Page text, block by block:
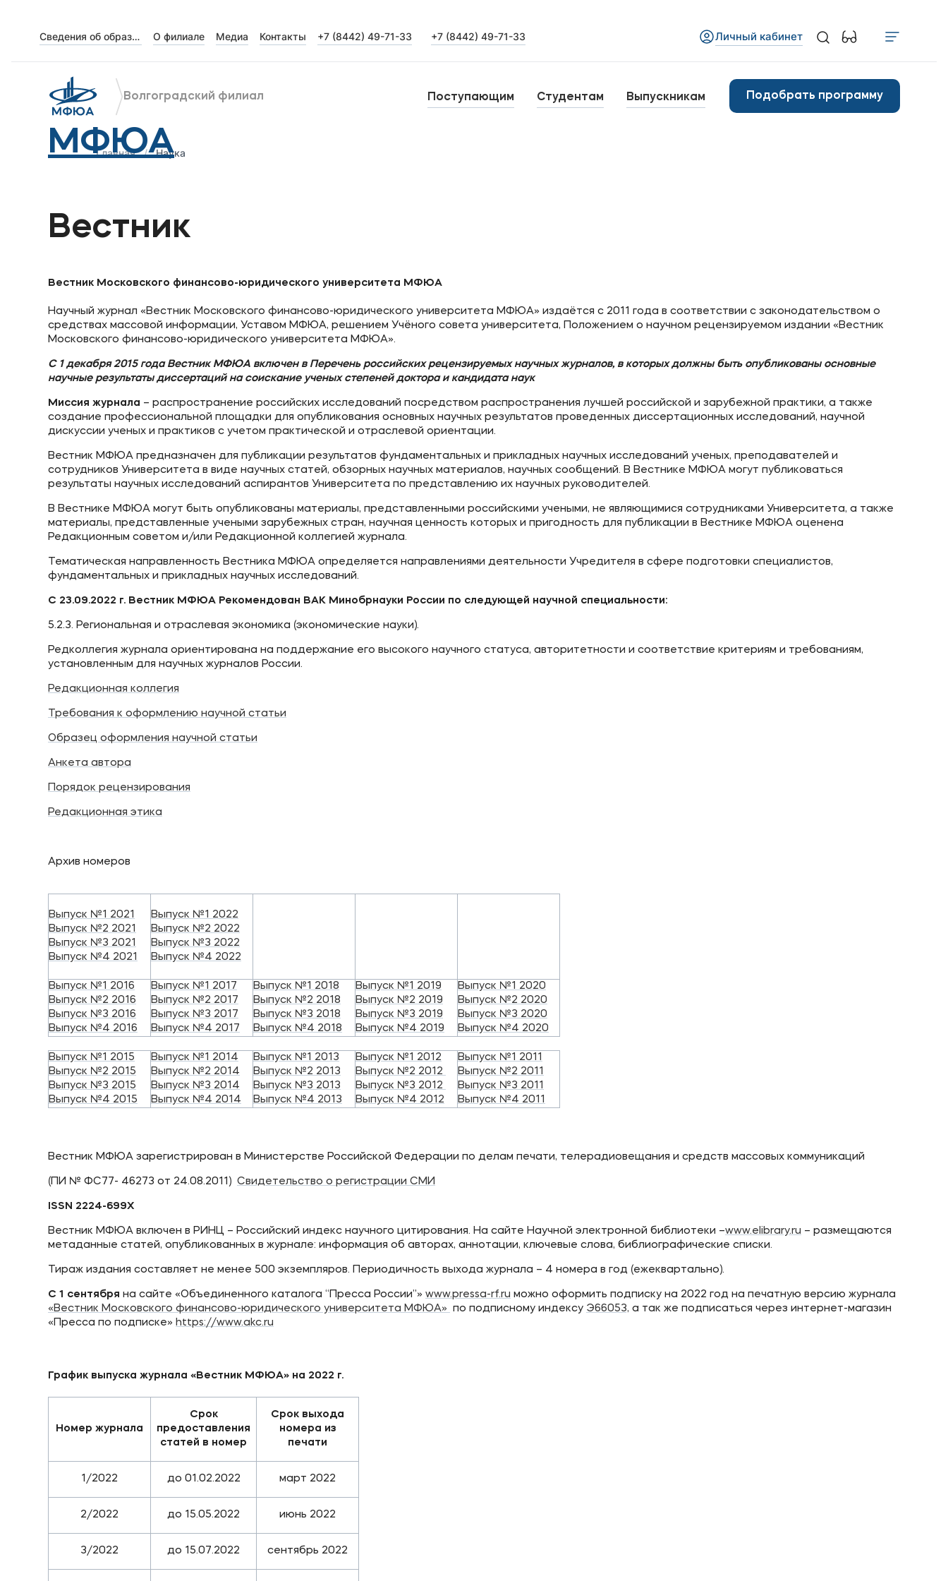
Сведения об образовательной организации О филиале Медиа Контакты +7 (8442) 49-71-33 +7 (8442) 49-71-33 Личный кабинет
МФЮА
Волгоградский филиал Поступающим Студентам Выпускникам Подобрать программу
Лицензии и документы
Сведения об образовательной организации
Абитуриенту
Приемная комиссия
+7 (8442) 49-71-33
Полезное
Об образовательной организации
Банковские реквизиты
Мы в соцсетях
Главная Наука
Вестник
Вестник Московского финансово-юридического университета МФЮА
Научный журнал «Вестник Московского финансово-юридического университета МФЮА» издаётся с 2011 года в соответствии с законодательством о
средствах массовой информации, Уставом МФЮА, решением Учёного совета университета, Положением о научном рецензируемом издании «Вестник
Московского финансово-юридического университета МФЮА».
С 1 декабря 2015 года Вестник МФЮА включен в Перечень российских рецензируемых научных журналов, в которых должны быть опубликованы основные
научные результаты диссертаций на соискание ученых степеней доктора и кандидата наук
Миссия журнала – распространение российских исследований посредством распространения лучшей российской и зарубежной практики, а также
создание профессиональной площадки для опубликования основных научных результатов проведенных диссертационных исследований, научной
дискуссии ученых и практиков с учетом практической и отраслевой ориентации.
Вестник МФЮА предназначен для публикации результатов фундаментальных и прикладных научных исследований ученых, преподавателей и
сотрудников Университета в виде научных статей, обзорных научных материалов, научных сообщений. В Вестнике МФЮА могут публиковаться
результаты научных исследований аспирантов Университета по представлению их научных руководителей.
В Вестнике МФЮА могут быть опубликованы материалы, представленными российскими учеными, не являющимися сотрудниками Университета, а также
материалы, представленные учеными зарубежных стран, научная ценность которых и пригодность для публикации в Вестнике МФЮА оценена
Редакционным советом и/или Редакционной коллегией журнала.
Тематическая направленность Вестника МФЮА определяется направлениями деятельности Учредителя в сфере подготовки специалистов,
фундаментальных и прикладных научных исследований.
С 23.09.2022 г. Вестник МФЮА Рекомендован ВАК Минобрнауки России по следующей научной специальности:
5.2.3. Региональная и отраслевая экономика (экономические науки).
Редколлегия журнала ориентирована на поддержание его высокого научного статуса, авторитетности и соответствие критериям и требованиям,
установленным для научных журналов России.
Редакционная коллегия
Требования к оформлению научной статьи
Образец оформления научной статьи
Анкета автора
Порядок рецензирования
Редакционная этика
Архив номеров
Выпуск №1 2021
Выпуск №2 2021
Выпуск №3 2021
Выпуск №4 2021
Выпуск №1 2022
Выпуск №2 2022
Выпуск №3 2022
Выпуск №4 2022
Выпуск №1 2016
Выпуск №2 2016
Выпуск №3 2016
Выпуск №4 2016
Выпуск №1 2017
Выпуск №2 2017
Выпуск №3 2017
Выпуск №4 2017
Выпуск №1 2018
Выпуск №2 2018
Выпуск №3 2018
Выпуск №4 2018
Выпуск №1 2019
Выпуск №2 2019
Выпуск №3 2019
Выпуск №4 2019
Выпуск №1 2020
Выпуск №2 2020
Выпуск №3 2020
Выпуск №4 2020
Выпуск №1 2015
Выпуск №2 2015
Выпуск №3 2015
Выпуск №4 2015
Выпуск №1 2014
Выпуск №2 2014
Выпуск №3 2014
Выпуск №4 2014
Выпуск №1 2013
Выпуск №2 2013
Выпуск №3 2013
Выпуск №4 2013
Выпуск №1 2012
Выпуск №2 2012
Выпуск №3 2012
Выпуск №4 2012
Выпуск №1 2011
Выпуск №2 2011
Выпуск №3 2011
Выпуск №4 2011
Вестник МФЮА зарегистрирован в Министерстве Российской Федерации по делам печати, телерадиовещания и средств массовых коммуникаций
(ПИ № ФС77- 46273 от 24.08.2011) Свидетельство о регистрации СМИ
ISSN 2224-699X
Вестник МФЮА включен в РИНЦ – Российский индекс научного цитирования. На сайте Научной электронной библиотеки –www.elibrary.ru – размещаются
метаданные статей, опубликованных в журнале: информация об авторах, аннотации, ключевые слова, библиографические списки.
Тираж издания составляет не менее 500 экземпляров. Периодичность выхода журнала – 4 номера в год (ежеквартально).
С 1 сентября на сайте «Объединенного каталога “Пресса России”» www.pressa-rf.ru можно оформить подписку на 2022 год на печатную версию журнала
«Вестник Московского финансово-юридического университета МФЮА» по подписному индексу Э66053, а так же подписаться через интернет-магазин
«Пресса по подписке» https://www.akc.ru
График выпуска журнала «Вестник МФЮА» на 2022 г.
Номер журнала
Срок
предоставления
статей в номер
Срок выхода
номера из
печати
1/2022 до 01.02.2022 март 2022
2/2022 до 15.05.2022 июнь 2022
3/2022 до 15.07.2022 сентябрь 2022